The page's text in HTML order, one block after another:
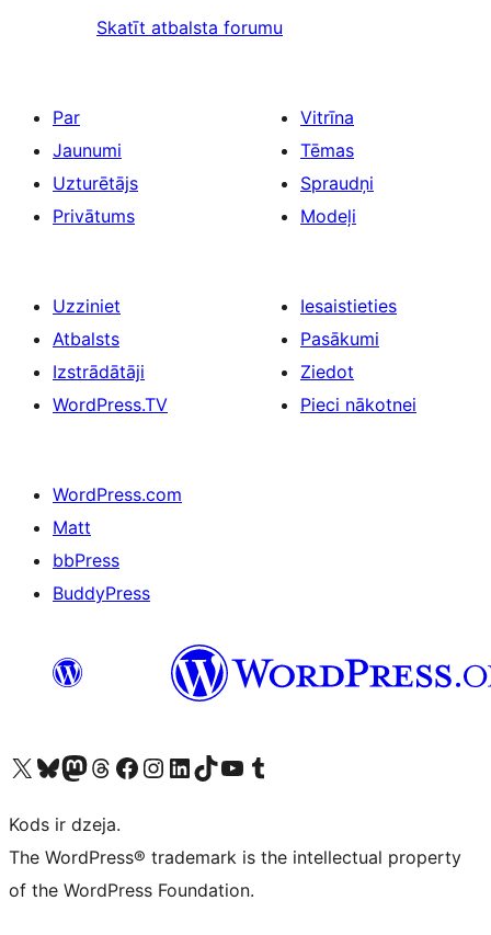
Skatīt atbalsta forumu
Par
Jaunumi
Uzturētājs
Privātums
Vitrīna
Tēmas
Spraudņi
Modeļi
Uzziniet
Atbalsts
Izstrādātāji
WordPress.TV
Iesaistieties
Pasākumi
Ziedot
Pieci nākotnei
WordPress.com
Matt
bbPress
BuddyPress
Apmeklējiet mūsu X (agrāk Twitter) kontu
Apmeklējiet mūsu Bluesky kontu
Apmeklējiet mūsu Mastodon kontu
Apmeklējiet mūsu Threads kontu
Apmeklējiet mūsu Facebook lapuApmeklējiet mūsu Instagram kontu
Apmeklējiet mūsu LinkedIn kontu
Apmeklējiet mūsu TikTok kontu
Apmeklējiet mūsu YouTube kanālu
Apmeklējiet mūsu Tumblr kontu
Kods ir dzeja.
The WordPress® trademark is the intellectual property
of the WordPress Foundation.